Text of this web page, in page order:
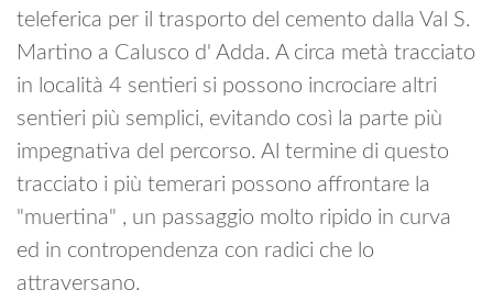
teleferica per il trasporto del cemento dalla Val S.
Martino a Calusco d' Adda. A circa metà tracciato
in località 4 sentieri si possono incrociare altri
sentieri più semplici, evitando così la parte più
impegnativa del percorso. Al termine di questo
tracciato i più temerari possono affrontare la
"muertina" , un passaggio molto ripido in curva
ed in contropendenza con radici che lo
attraversano.